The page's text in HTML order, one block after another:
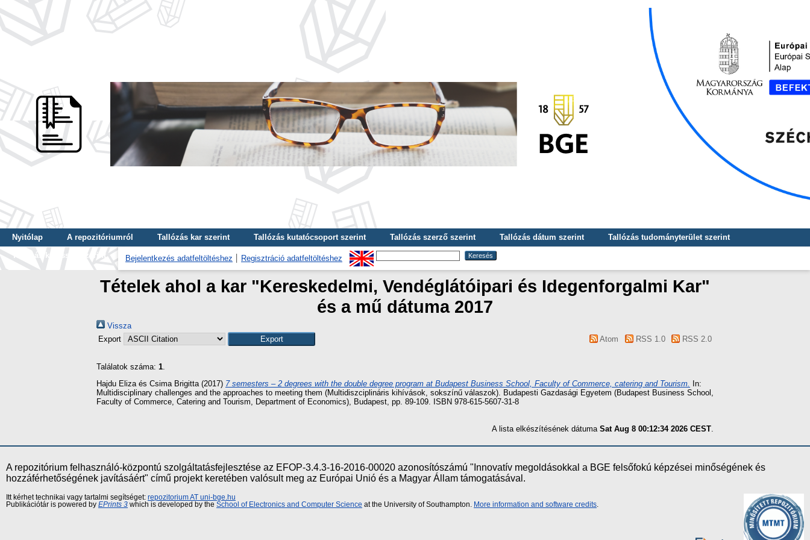
Nyitólap A repozitóriumról Tallózás kar szerint Tallózás kutatócsoport szerint Tallózás szerző szerint Tallózás dátum szerint
Tallózás tudományterület szerint
Tallózás kulcsszó szerint
Bejelentkezés adatfeltöltéshez Regisztráció adatfeltöltéshez
Tételek ahol a kar "Kereskedelmi, Vendéglátóipari és Idegenforgalmi Kar"
és a mű dátuma 2017
Vissza
Export
Atom RSS 1.0 RSS 2.0
Találatok száma: 1.
Hajdu Eliza és Csima Brigitta (2017) 7 semesters – 2 degrees with the double degree program at Budapest Business School, Faculty of Commerce, catering and Tourism.
In:
Multidisciplinary challenges and the approaches to meeting them (Multidiszciplináris kihívások, sokszínű válaszok). Budapesti Gazdasági Egyetem (Budapest Business School,
Faculty of Commerce, Catering and Tourism, Department of Economics), Budapest, pp. 89-109. ISBN 978-615-5607-31-8
A lista elkészítésének dátuma Sat Aug 8 00:12:34 2026 CEST
A repozitórium felhasználó-központú szolgáltatásfejlesztése az EFOP-3.4.3-16-2016-00020 azonosítószámú "Innovatív megoldásokkal a BGE felsőfokú képzései minőségének és
hozzáférhetőségének javításáért" című projekt keretében valósult meg az Európai Unió és a Magyar Állam támogatásával.
Itt kérhet technikai vagy tartalmi segítséget: repozitorium AT uni-bge.hu
Publikációtár is powered by EPrints 3 which is developed by the School of Electronics and Computer Science at the University of Southampton. More information and software credits